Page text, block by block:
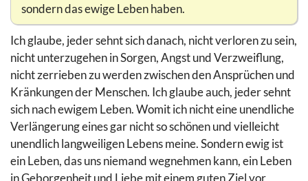
sondern das ewige Leben haben.
Ich glaube, jeder sehnt sich danach, nicht verloren zu sein,
nicht unterzugehen in Sorgen, Angst und Verzweiflung,
nicht zerrieben zu werden zwischen den Ansprüchen und
Kränkungen der Menschen. Ich glaube auch, jeder sehnt
sich nach ewigem Leben. Womit ich nicht eine unendliche
Verlängerung eines gar nicht so schönen und vielleicht
unendlich langweiligen Lebens meine. Sondern ewig ist
ein Leben, das uns niemand wegnehmen kann, ein Leben
in Geborgenheit und Liebe mit einem guten Ziel vor